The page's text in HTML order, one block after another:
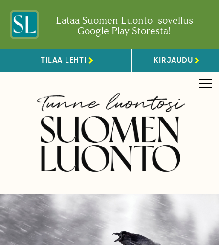
Lataa Suomen Luonto -sovellus
Google Play Storesta!
TILAA LEHTI KIRJAUDU